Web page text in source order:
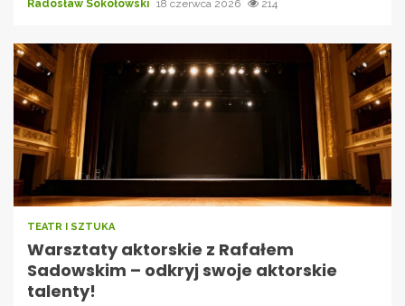
Radosław Sokołowski 18 czerwca 2026 214
TEATR I SZTUKA
Warsztaty aktorskie z Rafałem
Sadowskim – odkryj swoje aktorskie
talenty!